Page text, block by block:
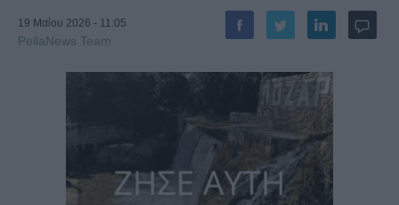
19 Μαΐου 2026 - 11:05
PellaNews Team